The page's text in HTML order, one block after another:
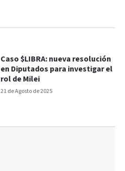
21 de Agosto de 2025
Caso $LIBRA: nueva resolución
en Diputados para investigar el
rol de Milei